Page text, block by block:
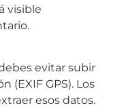
visible
evitar subir
(EXIF GPS). Los
esos datos.